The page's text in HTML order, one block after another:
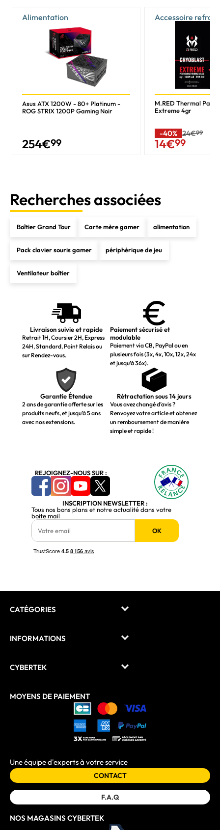
Alimentation
Asus ATX 1200W - 80+ Platinum -
ROG STRIX 1200P Gaming Noir
254€99
Accessoire
M.RED Thermal Paste
Extreme 4gr
-40% 24€99
14€99
Recherches associées
Boîtier Grand Tour Carte mère gamer alimentation
Pack clavier souris gamer périphérique de jeu
Ventilateur boîtier
Livraison suivie et rapide
Retrait 1H, Coursier 2H, Express
24H, Standard, Point Relais ou
sur Rendez-vous.
Paiement sécurisé et
modulable
Paiement via CB, PayPal ou en
plusieurs fois (3x, 4x, 10x, 12x, 24x
et jusqu’à 36x).
Garantie Étendue
2 ans de garantie offerte sur les
produits neufs, et jusqu’à 5 ans
avec nos extensions.
Rétractation sous 14 jours
Vous avez changé d’avis ?
Renvoyez votre article et obtenez
un remboursement de manière
simple et rapide !
REJOIGNEZ-NOUS SUR :
INSCRIPTION NEWSLETTER :
Tous nos bons plans et notre actualité dans votre
boite mail
OK
CATÉGORIES
INFORMATIONS
CYBERTEK
MOYENS DE PAIEMENT
Une équipe d'experts à votre service
CONTACT
F.A.Q
NOS MAGASINS CYBERTEK